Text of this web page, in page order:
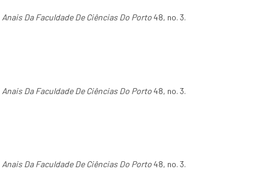
Anais Da Faculdade De Ciências Do Porto48, no. 3.
Anais Da Faculdade De Ciências Do Porto48, no. 3.
Anais Da Faculdade De Ciências Do Porto48, no. 3.